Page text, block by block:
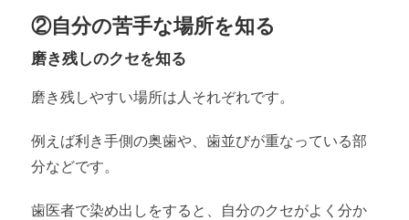
②自分の苦手な場所を知る
磨き残しのクセを知る
磨き残しやすい場所は人それぞれです。
例えば利き手側の奥歯や、歯並びが重なっている部
分などです。
歯医者で染め出しをすると、自分のクセがよく分か